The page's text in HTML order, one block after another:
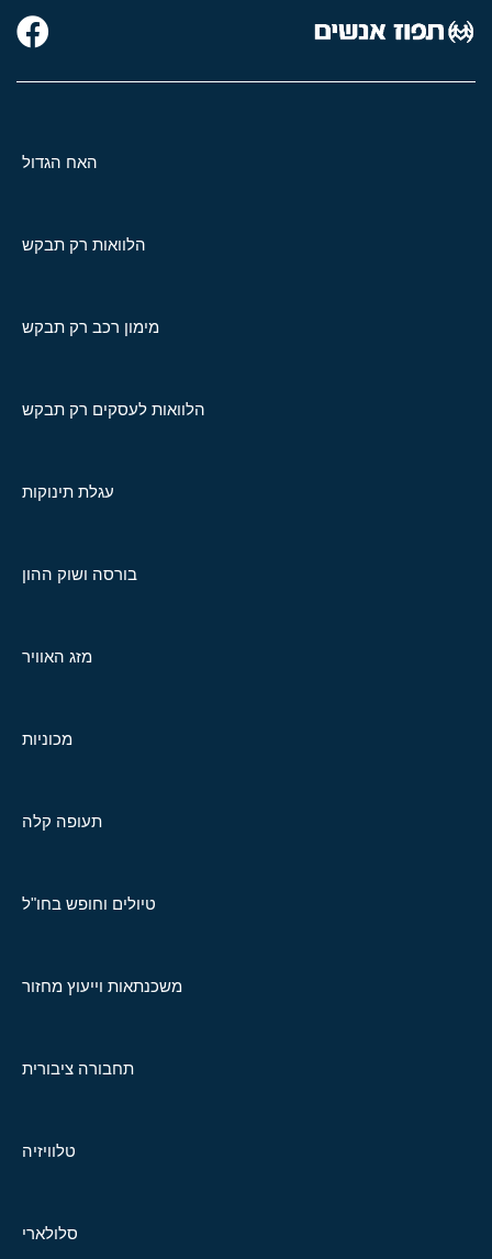
האח הגדול
הלוואות רק תבקש
מימון רכב רק תבקש
הלוואות לעסקים רק תבקש
עגלת תינוקות
בורסה ושוק ההון
מזג האוויר
מכוניות
תעופה קלה
טיולים וחופש בחו"ל
משכנתאות וייעוץ מחזור
תחבורה ציבורית
טלוויזיה
סלולארי